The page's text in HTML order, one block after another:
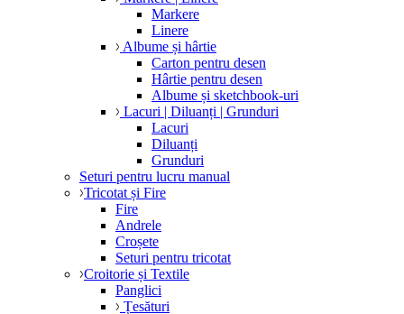
Markere
Linere
Albume și hârtie
Carton pentru desen
Hârtie pentru desen
Albume și sketchbook-uri
Lacuri | Diluanți | Grunduri
Lacuri
Diluanți
Grunduri
Seturi pentru lucru manual
Tricotat și Fire
Fire
Andrele
Croșete
Seturi pentru tricotat
Croitorie și Textile
Panglici
Țesături